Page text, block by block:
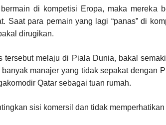
di kompetisi Eropa, maka mereka
Saat para pemain yang lagi “panas” di
dirugikan.
tersebut melaju di Piala Dunia, bakal
manajer yang tidak sepakat dengan
Qatar sebagai tuan rumah.
sisi komersil dan tidak